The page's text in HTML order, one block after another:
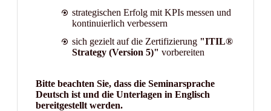
strategischen Erfolg mit KPIs messen und
kontinuierlich verbessern
sich gezielt auf die Zertifizierung "ITIL®
Strategy (Version 5)" vorbereiten
Bitte beachten Sie, dass die Seminarsprache
Deutsch ist und die Unterlagen in Englisch
bereitgestellt werden.